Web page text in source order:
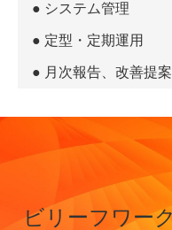
● システム管理
● 定型・定期運用
● 月次報告、改善提案
ビリーフワー